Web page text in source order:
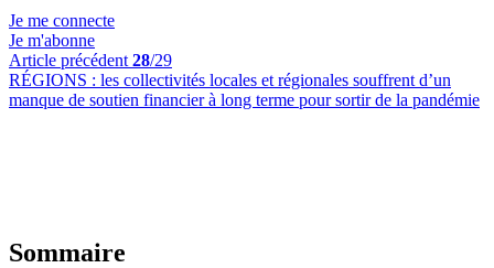
Je me connecte
Je m'abonne
Article précédent 28/29
RÉGIONS : les collectivités locales et régionales souffrent d’un
manque de soutien financier à long terme pour sortir de la pandémie
Sommaire